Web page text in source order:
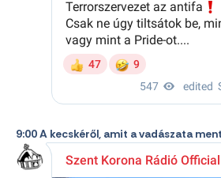
9:00 A kecskéről, amit a vadászata